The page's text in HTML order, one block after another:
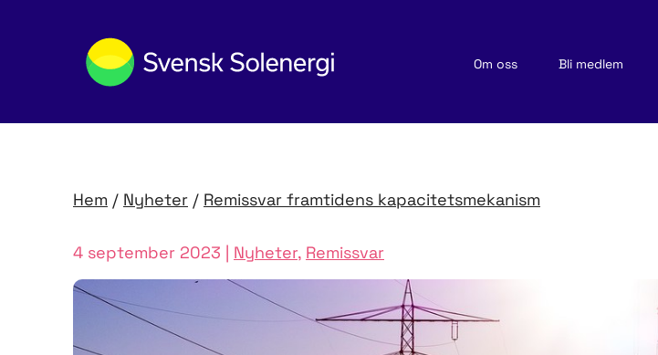
Om oss Bli medlem
Hem / Nyheter / Remissvar framtidens kapacitets­mekanism
4 september 2023 | Nyheter, Remissvar